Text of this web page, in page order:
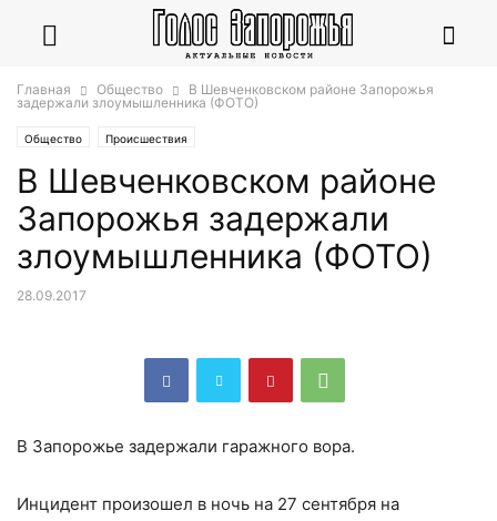
Главная Общество
В Шевченковском районе Запорожья
задержали злоумышленника (ФОТО)
Общество Происшествия
В Шевченковском районе
Запорожья задержали
злоумышленника (ФОТО)
28.09.2017
В Запорожье задержали гаражного вора.
Инцидент произошел в ночь на 27 сентября на